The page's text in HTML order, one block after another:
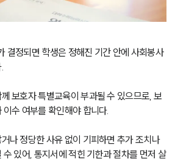
결정되면 학생은 정해진 기간 안에 사회봉사
보호자 특별교육이 부과될 수 있으므로, 보
수 여부를 확인해야 합니다.
나 정당한 사유 없이 기피하면 추가 조치나
있어, 통지서에 적힌 기한과 절차를 먼저 살